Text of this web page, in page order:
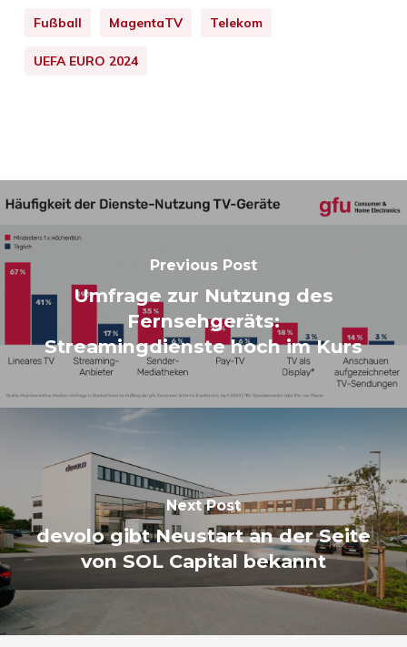
Fußball MagentaTV Telekom
UEFA EURO 2024
Previous Post
Umfrage zur Nutzung des
Fernsehgeräts:
Streamingdienste hoch im Kurs
Next Post
devolo gibt Neustart an der Seite
von SOL Capital bekannt